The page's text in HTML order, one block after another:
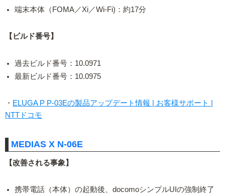
端末本体（FOMA／Xi／Wi-Fi)：約17分
【ビルド番号】
過去ビルド番号：10.0971
最新ビルド番号：10.0975
・ ELUGA P P-03Eの製品アップデート情報 | お客様サポート |
NTTドコモ
MEDIAS X N-06E
【改善される事象】
携帯電話（本体）の起動後、docomoシンプルUIの強制終了